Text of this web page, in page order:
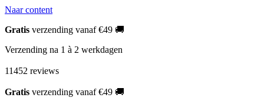
Naar content
Gratis verzending vanaf €49 🚚
Verzending na 1 à 2 werkdagen
11452 reviews
Gratis verzending vanaf €49 🚚